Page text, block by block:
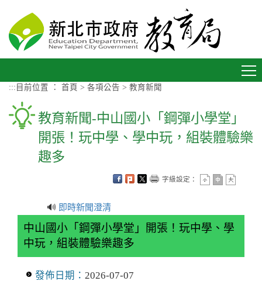
::: 目前位置 ： 首頁 > 各項公告 > 教育新聞
教育新聞-中山國小「鋼彈小學堂」
開張！玩中學、學中玩，組裝體驗樂
趣多
字級設定：
🔊 即時新聞澄清
中山國小「鋼彈小學堂」開張！玩中學、學
中玩，組裝體驗樂趣多
發佈日期： 2026-07-07